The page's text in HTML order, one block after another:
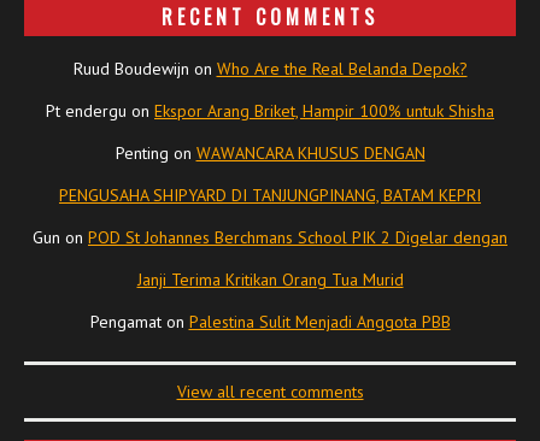
RECENT COMMENTS
Ruud Boudewijn on Who Are the Real Belanda Depok?
Pt endergu on Ekspor Arang Briket, Hampir 100% untuk Shisha
Penting on WAWANCARA KHUSUS DENGAN
PENGUSAHA SHIPYARD DI TANJUNGPINANG, BATAM KEPRI
Gun on POD St Johannes Berchmans School PIK 2 Digelar dengan
Janji Terima Kritikan Orang Tua Murid
Pengamaton Palestina Sulit Menjadi Anggota PBB
View all recent comments